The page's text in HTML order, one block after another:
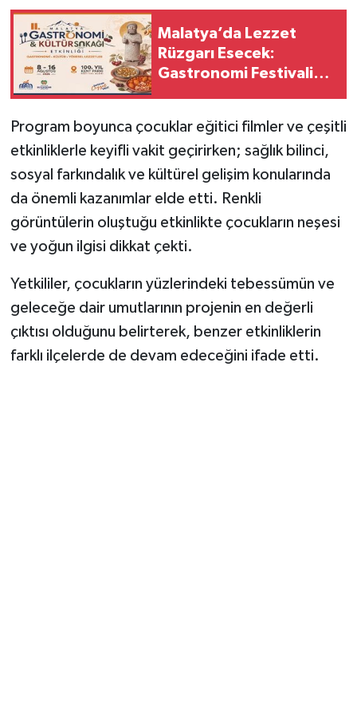
Malatya’da Lezzet
Rüzgarı Esecek:
Gastronomi Festivali
Program boyunca çocuklar eğitici filmler ve çeşitli
etkinliklerle keyifli vakit geçirirken; sağlık bilinci,
sosyal farkındalık ve kültürel gelişim konularında
da önemli kazanımlar elde etti. Renkli
görüntülerin oluştuğu etkinlikte çocukların neşesi
ve yoğun ilgisi dikkat çekti.
Yetkililer, çocukların yüzlerindeki tebessümün ve
geleceğe dair umutlarının projenin en değerli
çıktısı olduğunu belirterek, benzer etkinliklerin
farklı ilçelerde de devam edeceğini ifade etti.